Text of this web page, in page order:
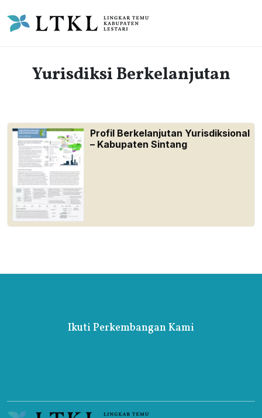
Yurisdiksi Berkelanjutan
Profil Berkelanjutan Yurisdiksional
– Kabupaten Sintang
Ikuti Perkembangan Kami